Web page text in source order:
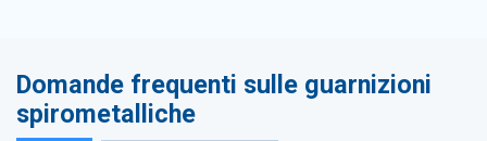
Domande frequenti sulle guarnizioni
spirometalliche